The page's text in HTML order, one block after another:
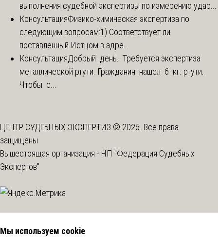
выполнения судебной экспертизы по измерению удар...
КонсультацияФизико-химическая экспертиза по
следующим вопросам:1) Соответствует ли
поставленный Истцом в адре...
КонсультацияДобрый день. Требуется экспертиза
металлической ртути. Гражданин нашел 6 кг. ртути.
Чтобы с...
ЦЕНТР СУДЕБНЫХ ЭКСПЕРТИЗ © 2026. Все права
защищены
Вышестоящая организация - НП "Федерация Судебных
Экспертов"
Мы используем cookie